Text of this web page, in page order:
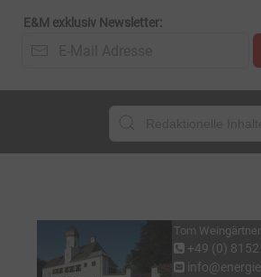
E&M exklusiv Newsletter:
Tom Weingärtner
+49 (0)